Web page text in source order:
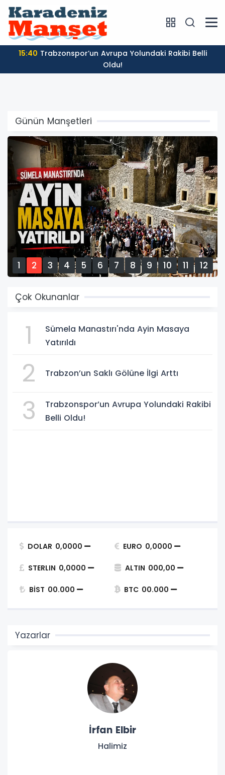
15:55 Sümela Manastırı'nda Ayin Masaya Yatırıldı
Günün Manşetleri
1 2 3 4 5 6 7 8 9 10 11
12
Çok Okunanlar
1
Sümela Manastırı'nda Ayin Masaya
Yatırıldı
2 Trabzon’un Saklı Gölüne İlgi Arttı
3
Trabzonspor’un Avrupa Yolundaki Rakibi
Belli Oldu!
DOLAR 0,0000 EURO 0,0000
STERLIN 0,0000 ALTIN 000,00
BİST 00.000 BTC 00.000
Yazarlar
Bülent Şirin
TDF Kongresi’nin ardından…